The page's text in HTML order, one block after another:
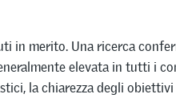
in merito. Una ricerca
elevata in tutti i
la chiarezza degli obiettivi